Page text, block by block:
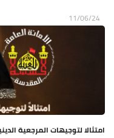
11/06/24
امتثالا لتوجيهات المرجعية